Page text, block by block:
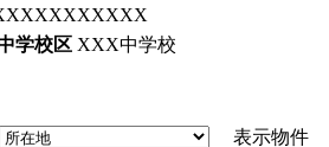
学校区 XXX中学校
表示物件